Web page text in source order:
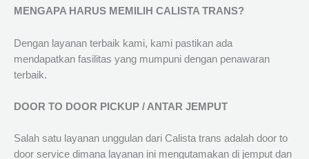
MENGAPA HARUS MEMILIH CALISTA TRANS?
Dengan layanan terbaik kami, kami pastikan ada
mendapatkan fasilitas yang mumpuni dengan penawaran
terbaik.
DOOR TO DOOR PICKUP / ANTAR JEMPUT
Salah satu layanan unggulan dari Calista trans adalah door to
door service dimana layanan ini mengutamakan di jemput dan